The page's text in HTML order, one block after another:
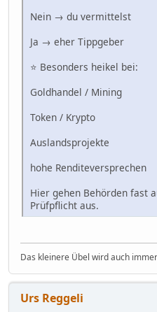
Nein → du vermittelst
Ja → eher Tippgeber
⭐ Besonders heikel bei:
Goldhandel / Mining
Token / Krypto
Auslandsprojekte
hohe Renditeversprechen
Hier gehen Behörden fast
Prüfpflicht aus.
Das kleinere Übel wird auch
Urs Reggeli